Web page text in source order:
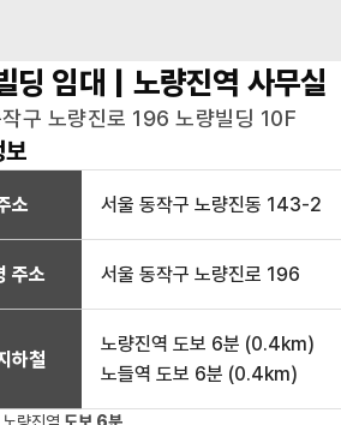
딩 임대 | 노량진역 사무실
구 노량진로 196 노량빌딩 10F
보
소 서울 동작구 노량진동 143-2
주소 서울 동작구 노량진로 196
하철
노량진역 도보 6분 (0.4km)
노들역 도보 6분 (0.4km)